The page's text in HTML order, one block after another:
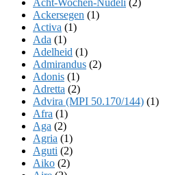
Ackersegen (1)
Activa (1)
Ada (1)
Adelheid (1)
Admirandus (2)
Adonis (1)
Adretta (2)
Advira (MPI 50.170/144) (1)
Afra (1)
Aga (2)
Agria (1)
Aguti (2)
Aiko (2)